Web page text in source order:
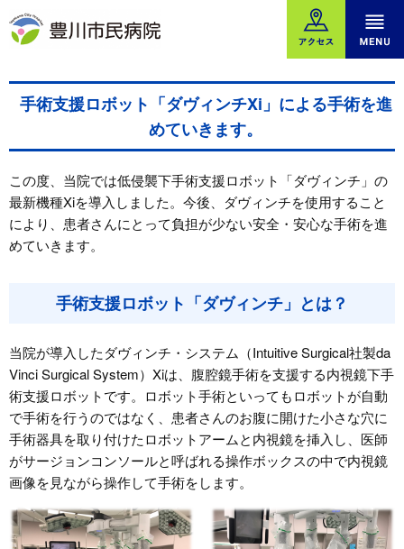
ロ
ー
シ
ョ
ン
文
ナ
ッ
手術支援ロボット「ダヴィンチXi」による手術を進
めていきます。
この度、当院では低侵襲下手術支援ロボット「ダヴィンチ」の
最新機種Xiを導入しました。今後、ダヴィンチを使用すること
により、患者さんにとって負担が少ない安全・安心な手術を進
めていきます。
手術支援ロボット「ダヴィンチ」とは？
当院が導入したダヴィンチ・システム（Intuitive Surgical社製da
Vinci Surgical System）Xiは、腹腔鏡手術を支援する内視鏡下手
術支援ロボットです。ロボット手術といってもロボットが自動
で手術を行うのではなく、患者さんのお腹に開けた小さな穴に
手術器具を取り付けたロボットアームと内視鏡を挿入し、医師
がサージョンコンソールと呼ばれる操作ボックスの中で内視鏡
画像を見ながら操作して手術をします。